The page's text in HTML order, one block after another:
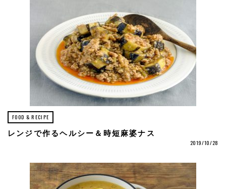
FOOD & RECIPE
レンジで作るヘルシー＆時短麻婆ナス
2019/10/28